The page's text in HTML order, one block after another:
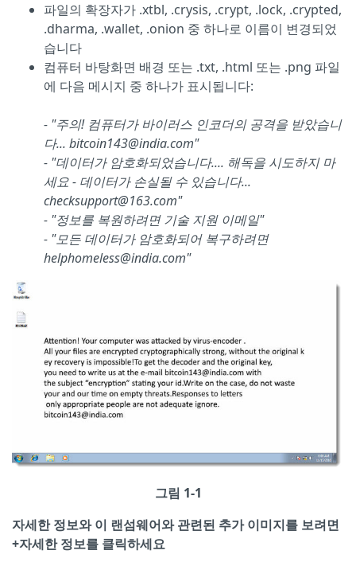
파일의 확장자가 .xtbl, .crysis, .crypt, .lock, .crypted,
.dharma, .wallet, .onion 중 하나로 이름이 변경되었
습니다
컴퓨터 바탕화면 배경 또는 .txt, .html 또는 .png 파일
에 다음 메시지 중 하나가 표시됩니다:
- "주의! 컴퓨터가 바이러스 인코더의 공격을 받았습니
다... bitcoin143@india.com"
- "데이터가 암호화되었습니다.... 해독을 시도하지 마
세요 - 데이터가 손실될 수 있습니다...
checksupport@163.com"
- "정보를 복원하려면 기술 지원 이메일"
- "모든 데이터가 암호화되어 복구하려면
helphomeless@india.com"
그림 1-1
자세한 정보와 이 랜섬웨어와 관련된 추가 이미지를 보려면
+자세한 정보를 클릭하세요